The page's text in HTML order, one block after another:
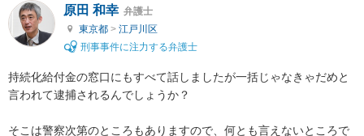
原田 和幸 弁護士
東京都 > 江戸川区
刑事事件に注力する弁護士
持続化給付金の窓口にもすべて話しましたが一括じゃなきゃだめと
言われて逮捕されるんでしょうか？
そこは警察次第のところもありますので、何とも言えないところで